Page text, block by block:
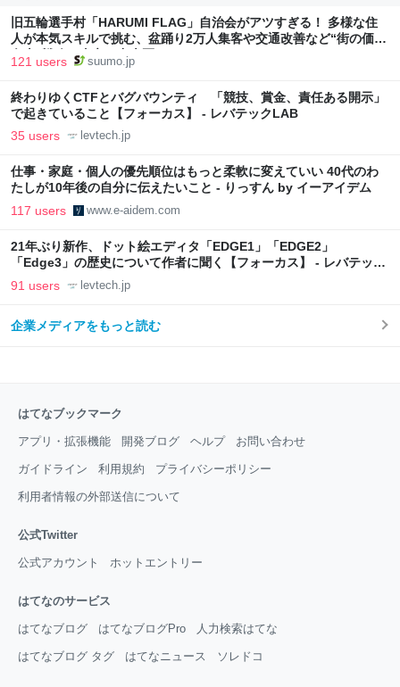
旧五輪選手村「HARUMI FLAG」自治会がアツすぎる！ 多様な住
人が本気スキルで挑む、盆踊り2万人集客や交通改善など“街の価値
向上”戦略 東京・中央区
121 users suumo.jp
終わりゆくCTFとバグバウンティ 「競技、賞金、責任ある開示」
で起きていること【フォーカス】 - レバテックLAB
35 users levtech.jp
仕事・家庭・個人の優先順位はもっと柔軟に変えていい 40代のわ
たしが10年後の自分に伝えたいこと - りっすん by イーアイデム
117 users www.e-aidem.com
21年ぶり新作、ドット絵エディタ「EDGE1」「EDGE2」
「Edge3」の歴史について作者に聞く【フォーカス】 - レバテック
LAB
91 users levtech.jp
企業メディアをもっと読む
はてなブックマーク
アプリ・拡張機能 開発ブログ ヘルプ お問い合わせ
ガイドライン 利用規約 プライバシーポリシー
利用者情報の外部送信について
公式Twitter
公式アカウント ホットエントリー
はてなのサービス
はてなブログ はてなブログPro 人力検索はてな
はてなブログ タグ はてなニュース ソレドコ